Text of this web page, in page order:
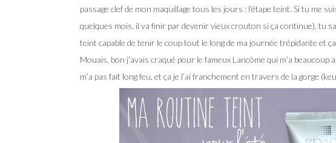
passage clef de mon maquillage tous les jours : l’étape teint. Si tu me
quelques mois, il va finir par devenir vieux crouton si ça continue), tu
teint capable de tenir le coup tout le long de ma journée trépidante et
Mouais, bon j’avais craqué pour le fameux Lancôme qui m’a
m’a pas fait long feu, et ça je l’ai franchement en travers de la gorge